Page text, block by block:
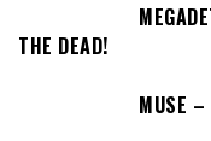
THE DEAD!
MUSE –